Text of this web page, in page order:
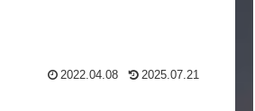
2022.04.08 2025.07.21